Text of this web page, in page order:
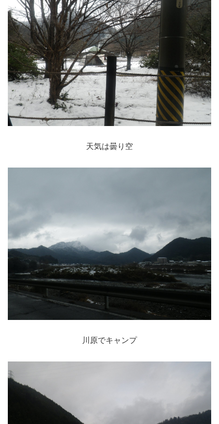
天気は曇り空
川原でキャンプ